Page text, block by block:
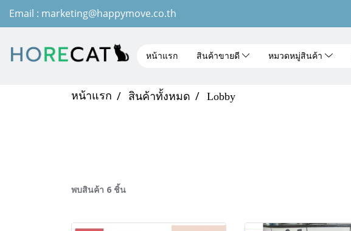
Email : marketing@happymove.co.th
หน้าแรก สินค้าขายดี หมวดหมู่สินค้า
หน้าแรก สินค้าทั้งหมด Lobby
พบสินค้า 6 ชิ้น